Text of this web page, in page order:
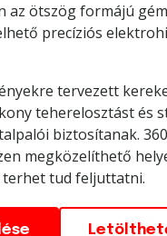
az ötszög formájú
precíziós
tervezett
teherelosztást és
biztosítanak.
megközelíthető
terhet tud feljuttatni.